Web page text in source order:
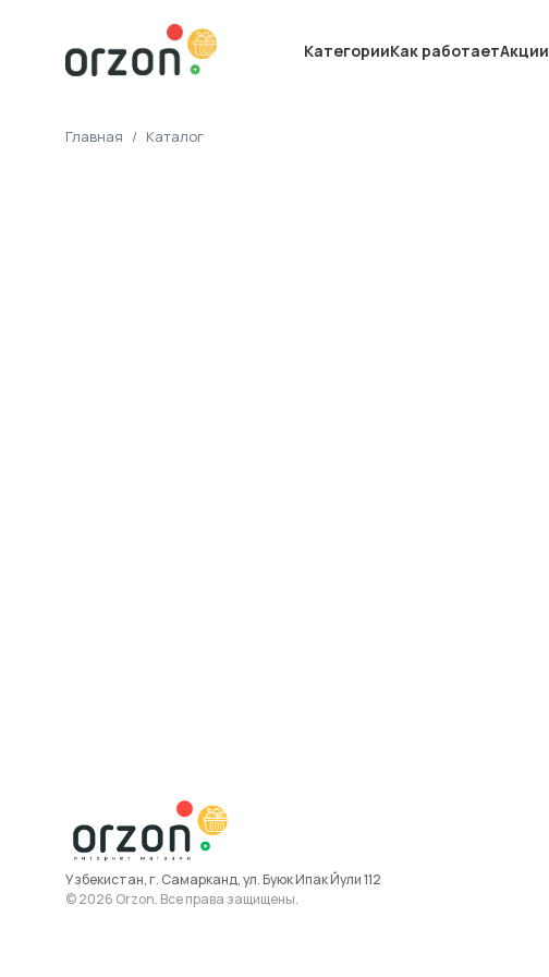
КатегорииКак работаетАкции
Главная / Каталог
Узбекистан, г. Самарканд, ул. Буюк Ипак Йули 112
© 2026 Orzon. Все права защищены.